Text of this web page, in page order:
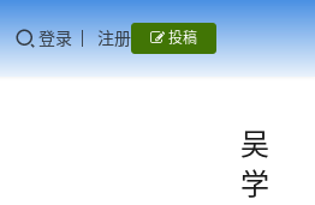
登录 注册 投稿
吴
学